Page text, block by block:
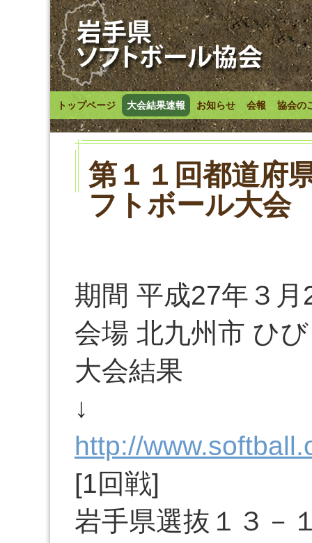
トップページ 大会結果速報 お知らせ 会報 協会の
第１１回都道府
フトボール大会
期間 平成27年３
会場 北九州市 ひ
大会結果
↓
http://
[1回戦]
岩手県選抜１３－